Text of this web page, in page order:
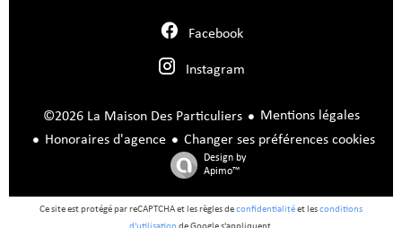
Facebook
Instagram
©2026 La Maison Des Particuliers
Mentions légales
Honoraires d'agence
Changer ses préférences cookies
Design by
Apimo™
Ce site est protégé par reCAPTCHA et les règles deconfidentialitéet lesconditions